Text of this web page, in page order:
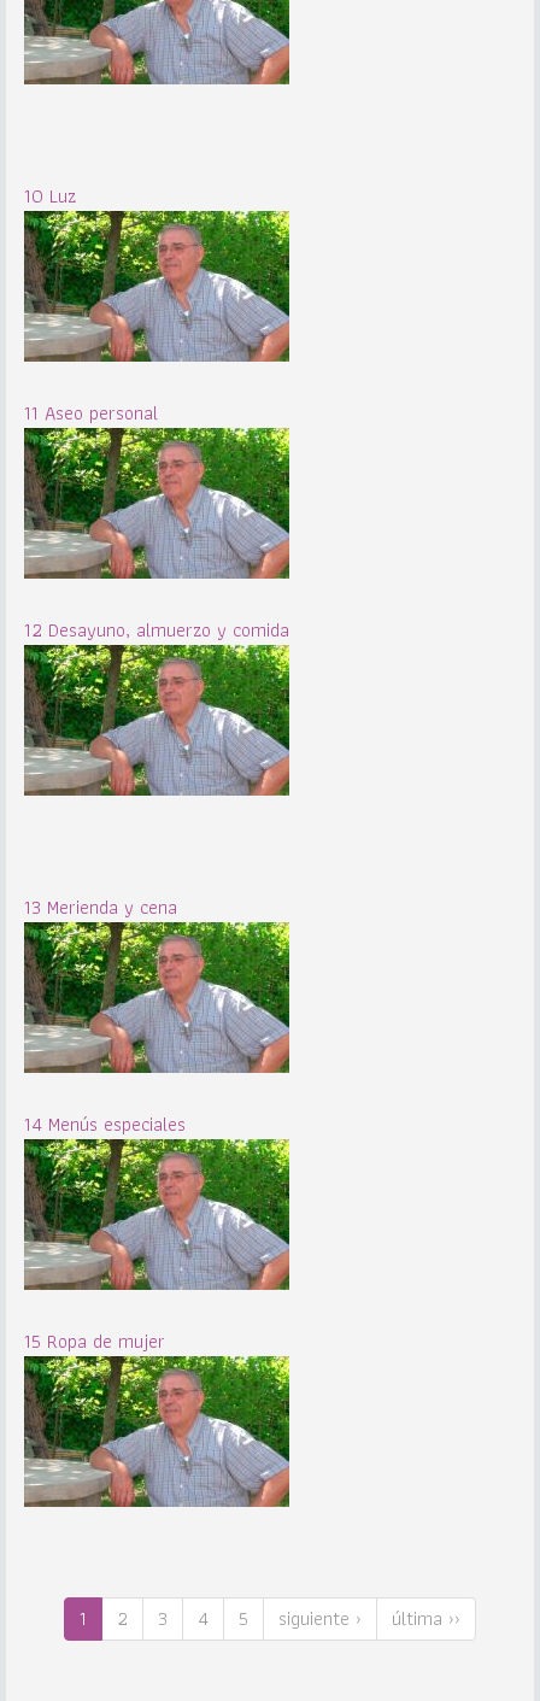
10 Luz
11 Aseo personal
12 Desayuno, almuerzo y comida
13 Merienda y cena
14 Menús especiales
15 Ropa de mujer
1 2 3 4 5 siguiente › última ››